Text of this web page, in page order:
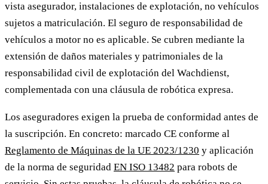
vista asegurador, instalaciones de explotación, no vehículos
sujetos a matriculación. El seguro de responsabilidad de
vehículos a motor no es aplicable. Se cubren mediante la
extensión de daños materiales y patrimoniales de la
responsabilidad civil de explotación del Wachdienst,
complementada con una cláusula de robótica expresa.
Los aseguradores exigen la prueba de conformidad antes de
la suscripción. En concreto: marcado CE conforme al
Reglamento de Máquinas de la UE 2023/1230 y aplicación
de la norma de seguridad EN ISO 13482 para robots de